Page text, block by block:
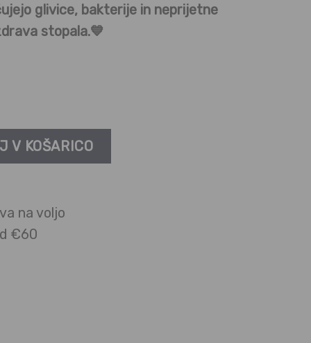
glivice, bakterije in neprijetne
stopala.💙
količina
V KOŠARICO
na voljo
€60